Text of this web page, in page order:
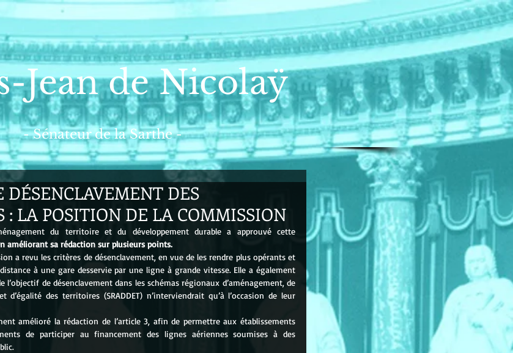
Jean de Nicolaÿ
- Sénateur de la Sarthe -
DÉSENCLAVEMENT DES
: LA POSITION DE LA COMMISSION
du territoire et du développement durable a approuvé cette
améliorant sa rédaction sur plusieurs points.
a revu les critères de désenclavement, en vue de les rendre plus opérants et
à une gare desservie par une ligne à grande vitesse. Elle a également
l’objectif de désenclavement dans les schémas régionaux d’aménagement, de
d’égalité des territoires (SRADDET) n’interviendrait qu’à l’occasion de leur
amélioré la rédaction de l’article 3, afin de permettre aux établissements
de participer au financement des lignes aériennes soumises à des